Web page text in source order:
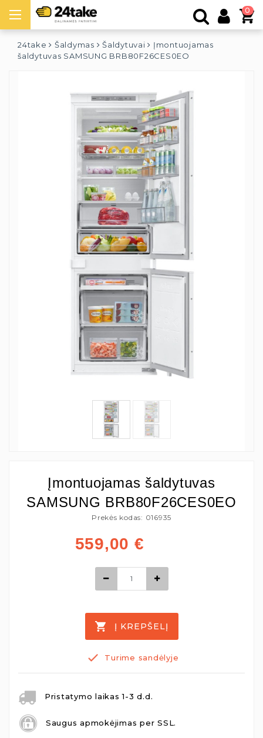
0
24take Šaldymas Šaldytuvai
Įmontuojamas
šaldytuvas SAMSUNG BRB80F26CES0EO
Įmontuojamas šaldytuvas
SAMSUNG BRB80F26CES0EO
Prekės kodas: 016935
559,00 €
Į KREPŠELĮ
Turime sandėlyje
Pristatymo laikas 1-3 d.d.
Saugus apmokėjimas per SSL.